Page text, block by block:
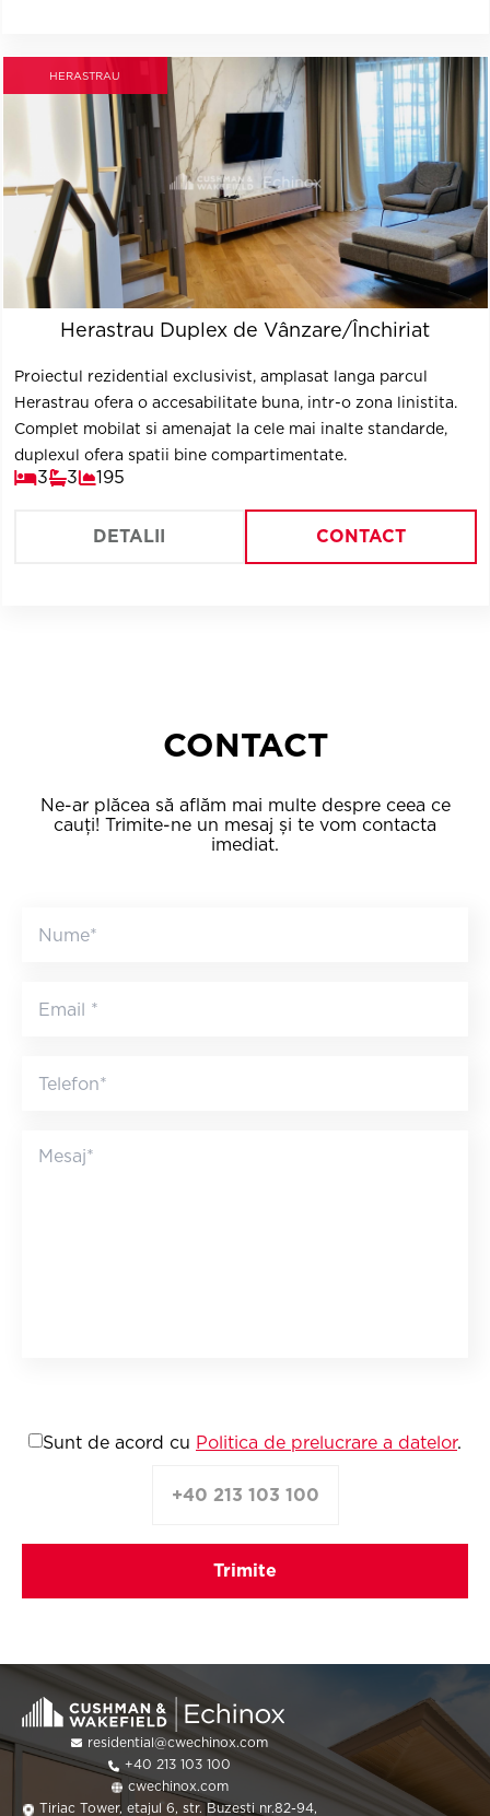
HERASTRAU
Herastrau Duplex de Vânzare/Închiriat
Proiectul rezidential exclusivist, amplasat langa parcul
Herastrau ofera o accesabilitate buna, intr-o zona linistita.
Complet mobilat si amenajat la cele mai inalte standarde,
duplexul ofera spatii bine compartimentate.
3 3 195
DETALII CONTACT
CONTACT
Ne-ar plăcea să aflăm mai multe despre ceea ce
cauți! Trimite-ne un mesaj și te vom contacta
imediat.
Sunt de acord cu Politica de prelucrare a datelor.
+40 213 103 100
residential@cwechinox.com
+40 213 103 100
cwechinox.com
Tiriac Tower, etajul 6, str. Buzesti nr.82-94,